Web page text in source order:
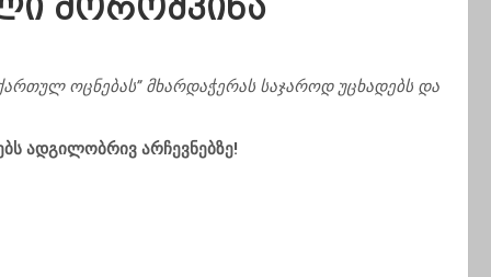
მოროშკინა
ოცნებას” მხარდაჭერას საჯაროდ უცხადებს და
ადგილობრივ არჩევნებზე!